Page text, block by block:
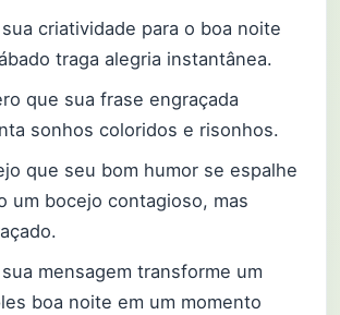
criatividade para o boa noite
traga alegria instantânea.
que sua frase engraçada
sonhos coloridos e risonhos.
que seu bom humor se espalhe
um bocejo contagioso, mas
mensagem transforme um
boa noite em um momento